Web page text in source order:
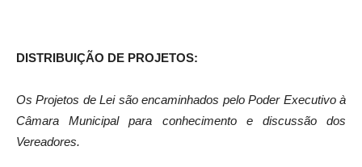
DISTRIBUIÇÃO DE PROJETOS:
Os Projetos de Lei são encaminhados pelo Poder Executivo à
Câmara Municipal para conhecimento e discussão dos
Vereadores.